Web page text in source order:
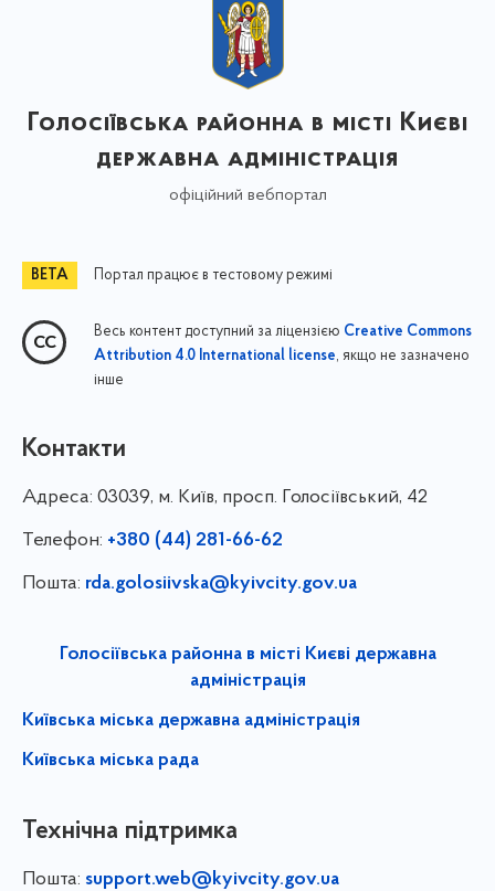
Голосіївська районна в місті Києві
державна адміністрація
офіційний вебпортал
Портал працює в тестовому режимі
Весь контент доступний за ліцензією Creative Commons
Attribution 4.0 International license, якщо не зазначено
інше
Контакти
Адреса: 03039, м. Київ, просп. Голосіївський, 42
Телефон: +380 (44) 281-66-62
Пошта: rda.golosiivska@kyivcity.gov.ua
Голосіївська районна в місті Києві державна
адміністрація
Київська міська державна адміністрація
Київська міська рада
Технічна підтримка
Пошта: support.web@kyivcity.gov.ua